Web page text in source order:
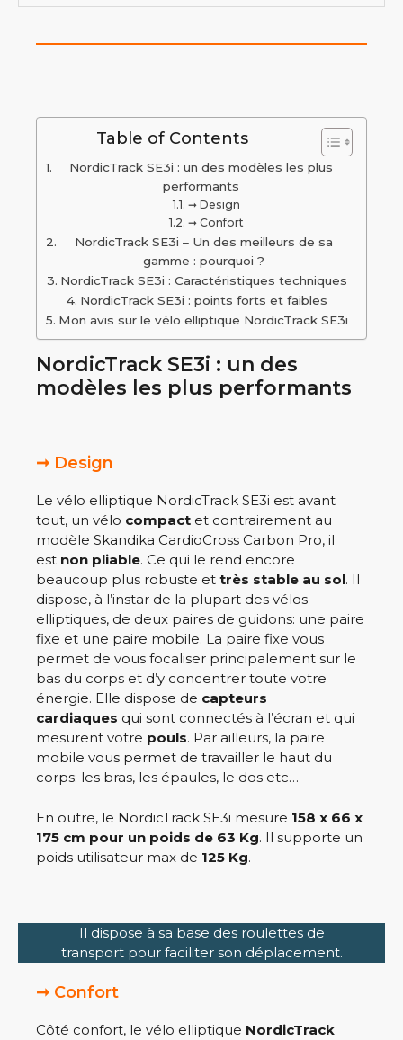
Table of Contents
NordicTrack SE3i : un des modèles les plus
performants
➞ Design
➞ Confort
NordicTrack SE3i – Un des meilleurs de sa
gamme : pourquoi ?
NordicTrack SE3i : Caractéristiques techniques
NordicTrack SE3i : points forts et faibles
Mon avis sur le vélo elliptique NordicTrack SE3i
NordicTrack SE3i : un des
modèles les plus performants
➞ Design
Le vélo elliptique NordicTrack SE3i est avant
tout, un vélo compact et contrairement au
modèle Skandika CardioCross Carbon Pro, il
est non pliable. Ce qui le rend encore
beaucoup plus robuste et très stable au sol. Il
dispose, à l’instar de la plupart des vélos
elliptiques, de deux paires de guidons: une paire
fixe et une paire mobile. La paire fixe vous
permet de vous focaliser principalement sur le
bas du corps et d’y concentrer toute votre
énergie. Elle dispose de capteurs
cardiaques qui sont connectés à l’écran et qui
mesurent votre pouls. Par ailleurs, la paire
mobile vous permet de travailler le haut du
corps: les bras, les épaules, le dos etc…
En outre, le NordicTrack SE3i mesure 158 x 66 x
175 cm pour un poids de 63 Kg. Il supporte un
poids utilisateur max de 125 Kg.
Il dispose à sa base des roulettes de
transport pour faciliter son déplacement.
➞ Confort
Côté confort, le vélo elliptique NordicTrack